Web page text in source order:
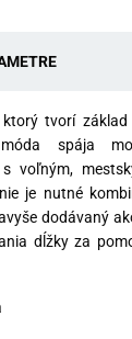
tvorí
spája
voľným,
je nutné
dodávaný
dĺžky za